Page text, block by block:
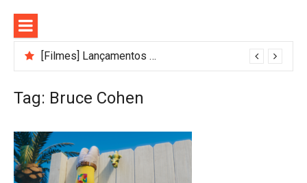
para
conteúdo
[Filmes] Lançamentos de agosto no Adrenalina Pura+ trazem ação e suspense
Tag: Bruce Cohen